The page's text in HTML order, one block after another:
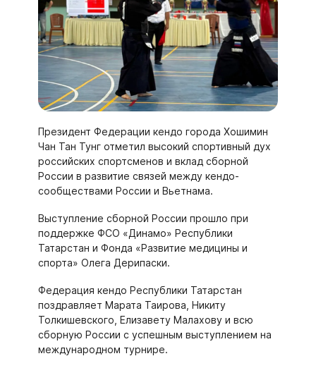
Президент Федерации кендо города Хошимин
Чан Тан Тунг отметил высокий спортивный дух
российских спортсменов и вклад сборной
России в развитие связей между кендо-
сообществами России и Вьетнама.
Выступление сборной России прошло при
поддержке ФСО «Динамо» Республики
Татарстан и Фонда «Развитие медицины и
спорта» Олега Дерипаски.
Федерация кендо Республики Татарстан
поздравляет Марата Таирова, Никиту
Толкишевского, Елизавету Малахову и всю
сборную России с успешным выступлением на
международном турнире.